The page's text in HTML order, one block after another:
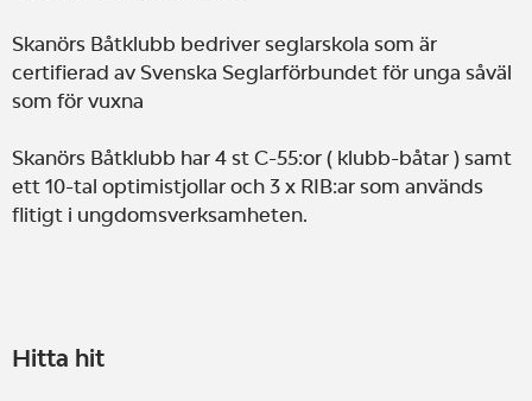
Skanörs Båtklubb bedriver seglarskola som är
certifierad av Svenska Seglarförbundet för unga såväl
som för vuxna
Skanörs Båtklubb har 4 st C-55:or ( klubb-båtar ) samt
ett 10-tal optimistjollar och 3 x RIB:ar som används
flitigt i ungdomsverksamheten.
Hitta hit